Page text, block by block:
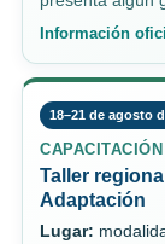
Información
18–21 de agosto
Taller
Adaptación
Lugar: